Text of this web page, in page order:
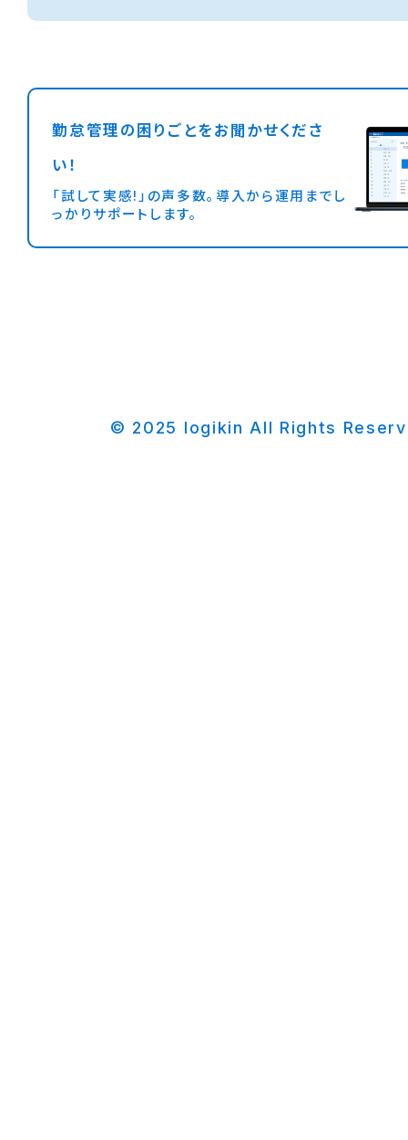
勤怠管理の困りごとをお聞かせくださ
い！
「試して実感!」の声多数。導入から運用までし
っかりサポートします。
© 2025 logikin All Rights